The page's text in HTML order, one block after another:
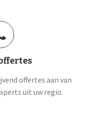
offertes aan van
uit uw regio.